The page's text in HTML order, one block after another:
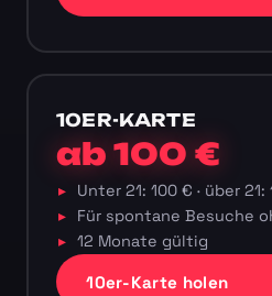
10ER-KARTE
ab 100 €
Unter 21: 100 € · über 21:
Für spontane Besuche
12 Monate gültig
10er-Karte holen